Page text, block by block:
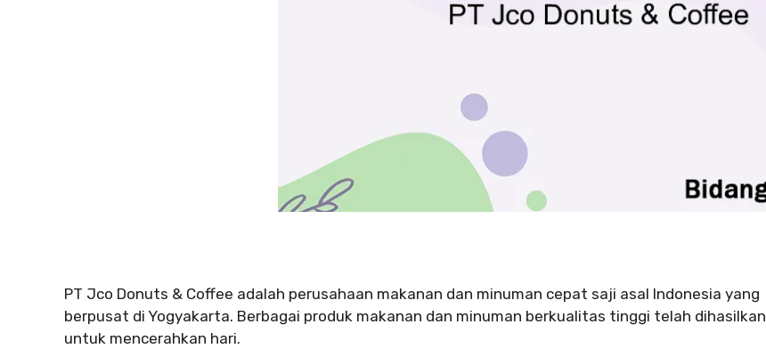
PT Jco Donuts & Coffee adalah perusahaan makanan dan minuman cepat saji asal Indonesia yang
berpusat di Yogyakarta. Berbagai produk makanan dan minuman berkualitas tinggi telah dihasilkan
untuk mencerahkan hari.